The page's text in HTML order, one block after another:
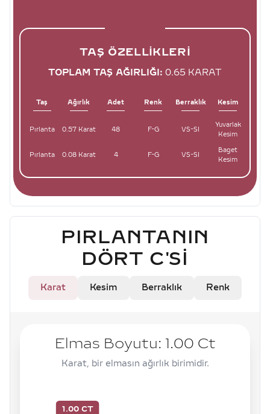
TAŞ ÖZELLIKLERI
TOPLAM TAŞ AĞIRLIĞI: 0.65 KARAT
Taş Ağırlık Adet Renk Berraklık Kesim
Pırlanta 0.57 Karat 48 F-G VS-SI
Yuvarlak
Kesim
Pırlanta 0.08 Karat 4 F-G VS-SI
Baget
Kesim
PIRLANTANIN
DÖRT C'SI
Karat Kesim Berraklık Renk
Elmas Boyutu: 1.00 Ct
Karat, bir elmasın ağırlık birimidir.
1.00 CT